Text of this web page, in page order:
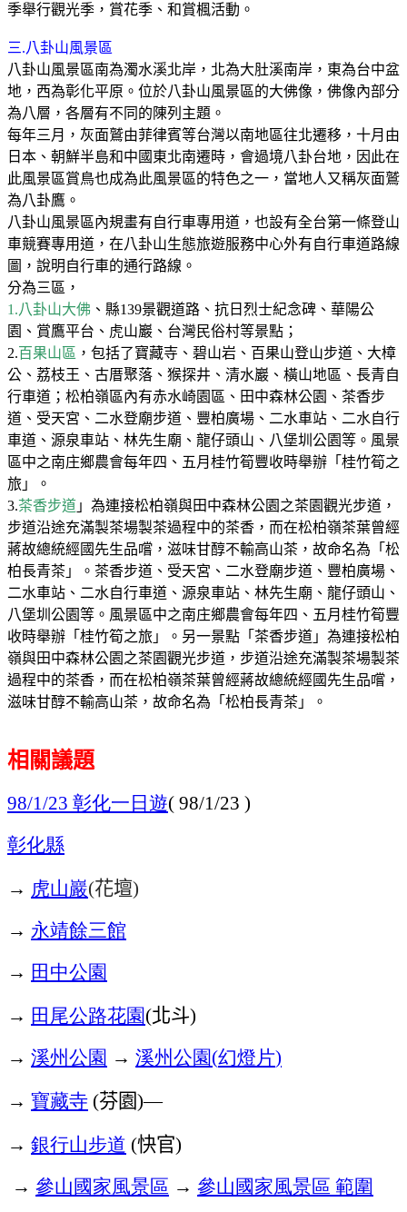
季舉行觀光季，賞花季、和賞楓活動。
三.八卦山風景區
八卦山風景區南為濁水溪北岸，北為大肚溪南岸，東為台中盆
地，西為彰化平原。位於八卦山風景區的大佛像，佛像內部分
為八層，各層有不同的陳列主題。
每年三月，灰面鷲由菲律賓等台灣以南地區往北遷移，十月由
日本、朝鮮半島和中國東北南遷時，會過境八卦台地，因此在
此風景區賞鳥也成為此風景區的特色之一，當地人又稱灰面鷲
為八卦鷹。
八卦山風景區內規畫有自行車專用道，也設有全台第一條登山
車競賽專用道，在八卦山生態旅遊服務中心外有自行車道路線
圖，說明自行車的通行路線。
分為三區，
1.八卦山大佛 、縣139景觀道路、抗日烈士紀念碑、華陽公
園、賞鷹平台、虎山巖、台灣民俗村等景點；
2.百果山區 ，包括了寶藏寺、碧山岩、百果山登山步道、大樟
公、荔枝王、古厝聚落、猴探井、清水巖、橫山地區、長青自
行車道；松柏嶺區內有赤水崎園區、田中森林公園、茶香步
道、受天宮、二水登廟步道、豐柏廣場、二水車站、二水自行
車道、源泉車站、林先生廟、龍仔頭山、八堡圳公園等。風景
區中之南庄鄉農會每年四、五月桂竹筍豐收時舉辦「桂竹筍之
旅」。
3.茶香步道 」為連接松柏嶺與田中森林公園之茶園觀光步道，
步道沿途充滿製茶場製茶過程中的茶香，而在松柏嶺茶葉曾經
蔣故總統經國先生品嚐，滋味甘醇不輸高山茶，故命名為「松
柏長青茶」。茶香步道、受天宮、二水登廟步道、豐柏廣場、
二水車站、二水自行車道、源泉車站、林先生廟、龍仔頭山、
八堡圳公園等。風景區中之南庄鄉農會每年四、五月桂竹筍豐
收時舉辦「桂竹筍之旅」。另一景點「茶香步道」為連接松柏
嶺與田中森林公園之茶園觀光步道，步道沿途充滿製茶場製茶
過程中的茶香，而在松柏嶺茶葉曾經蔣故總統經國先生品嚐，
滋味甘醇不輸高山茶，故命名為「松柏長青茶」。
相關議題
98/1/23 彰化一日遊( 98/1/23 )
彰化縣
→ 虎山巖(花壇)
→ 永靖餘三館
→ 田中公園
→ 田尾公路花園(北斗)
→ 溪州公園 → 溪州公園(幻燈片)
→ 寶藏寺 (芬園)—
→ 銀行山步道 (快官)
→ 參山國家風景區 → 參山國家風景區 範圍